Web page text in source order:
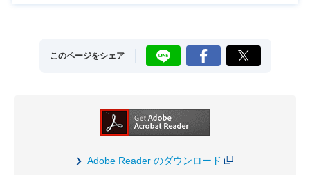
このページをシェア LINE Facebook X
Adobe Reader のダウンロード